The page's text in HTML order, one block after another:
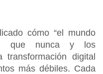
cómo “el mundo
que nunca y los
transformación digital
más débiles. Cada